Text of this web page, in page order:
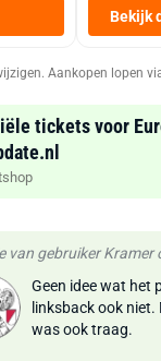
Bekijk
Aankopen lopen
tickets voor
van gebruiker Kramer
Geen idee wat het
linksback ook
was ook traag.